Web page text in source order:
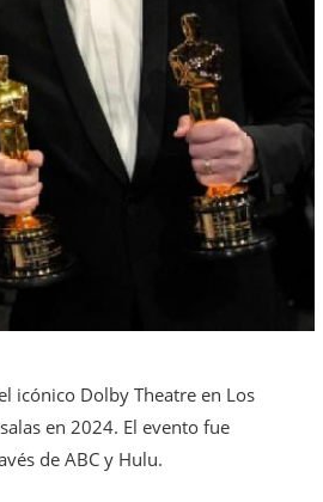
icónico Dolby Theatre en Los
en 2024. El evento fue
de ABC y Hulu.